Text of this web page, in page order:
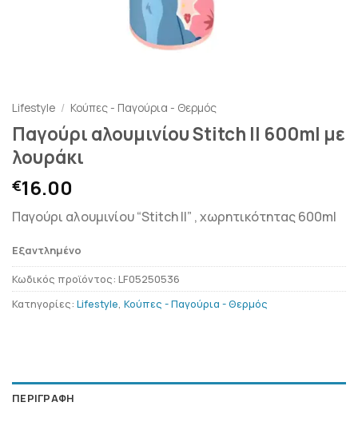
Lifestyle / Κούπες - Παγούρια - Θερμός
Παγούρι αλουμινίου Stitch II 600ml με
λουράκι
€16.00
Παγούρι αλουμινίου “Stitch II” , χωρητικότητας 600ml
Εξαντλημένο
Κωδικός προϊόντος: LF05250536
Κατηγορίες: Lifestyle, Κούπες - Παγούρια - Θερμός
ΠΕΡΙΓΡΑΦΉ